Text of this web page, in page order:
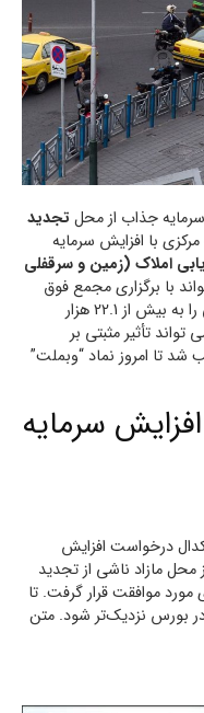
جذاب از محل تجدید
با افزایش سرمایه
املاک (زمین و سرقفلی
با برگزاری مجمع فوق
العاده ، سرمایه اسمی 5 هزار میلیارد تومانی را به بیش از 22.1 هزار
تواند تأثیر مثبتی بر
شد تا امروز نماد “وبملت”
سرمایه
درخواست افزایش
از محل مازاد ناشی از تجدید
مورد موافقت قرار گرفت. تا
بورس نزدیک‌تر شود. متن